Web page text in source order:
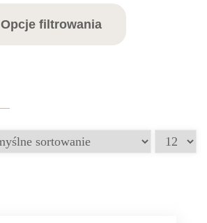
Opcje filtrowania